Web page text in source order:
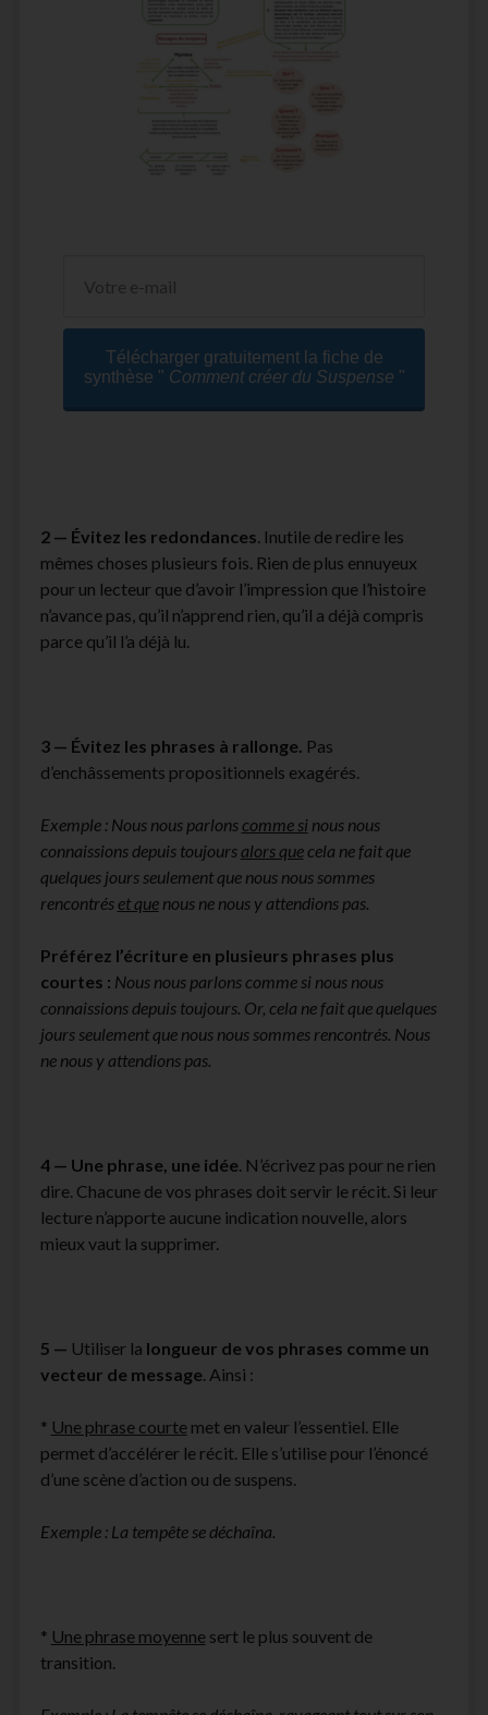
Télécharger gratuitement la fiche de
synthèse " Comment créer du Suspense "
2 — Évitez les redondances. Inutile de redire les
mêmes choses plusieurs fois. Rien de plus ennuyeux
pour un lecteur que d’avoir l’impression que l’histoire
n’avance pas, qu’il n’apprend rien, qu’il a déjà compris
parce qu’il l’a déjà lu.
3 — Évitez les phrases à rallonge. Pas
d’enchâssements propositionnels exagérés.
Exemple : Nous nous parlons comme si nous nous
connaissions depuis toujours alors quecela ne fait que
quelques jours seulement que nous nous sommes
rencontrés et quenous ne nous y attendions pas.
Préférez l’écriture en plusieurs phrases plus
courtes : Nous nous parlons comme si nous nous
connaissions depuis toujours. Or, cela ne fait que quelques
jours seulement que nous nous sommes rencontrés. Nous
ne nous y attendions pas.
4 — Une phrase, une idée. N’écrivez pas pour ne rien
dire. Chacune de vos phrases doit servir le récit. Si leur
lecture n’apporte aucune indication nouvelle, alors
mieux vaut la supprimer.
5 — Utiliser la longueur de vos phrases comme un
vecteur de message. Ainsi :
* Une phrase courtemet en valeur l’essentiel. Elle
permet d’accélérer le récit. Elle s’utilise pour l’énoncé
d’une scène d’action ou de suspens.
Exemple : La tempête se déchaîna.
* Une phrase moyennesert le plus souvent de
transition.